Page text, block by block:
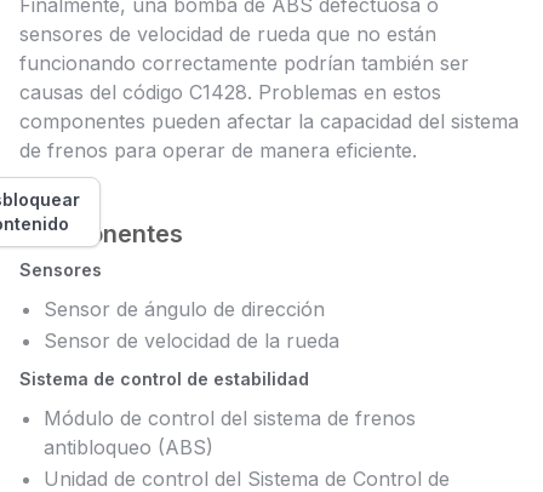
Finalmente, una bomba de ABS defectuosa o
sensores de velocidad de rueda que no están
funcionando correctamente podrían también ser
causas del código C1428. Problemas en estos
componentes pueden afectar la capacidad del sistema
de frenos para operar de manera eficiente.
Componentes
Sensores
Sensor de ángulo de dirección
Sensor de velocidad de la rueda
Sistema de control de estabilidad
Módulo de control del sistema de frenos
antibloqueo (ABS)
Unidad de control del Sistema de Control de